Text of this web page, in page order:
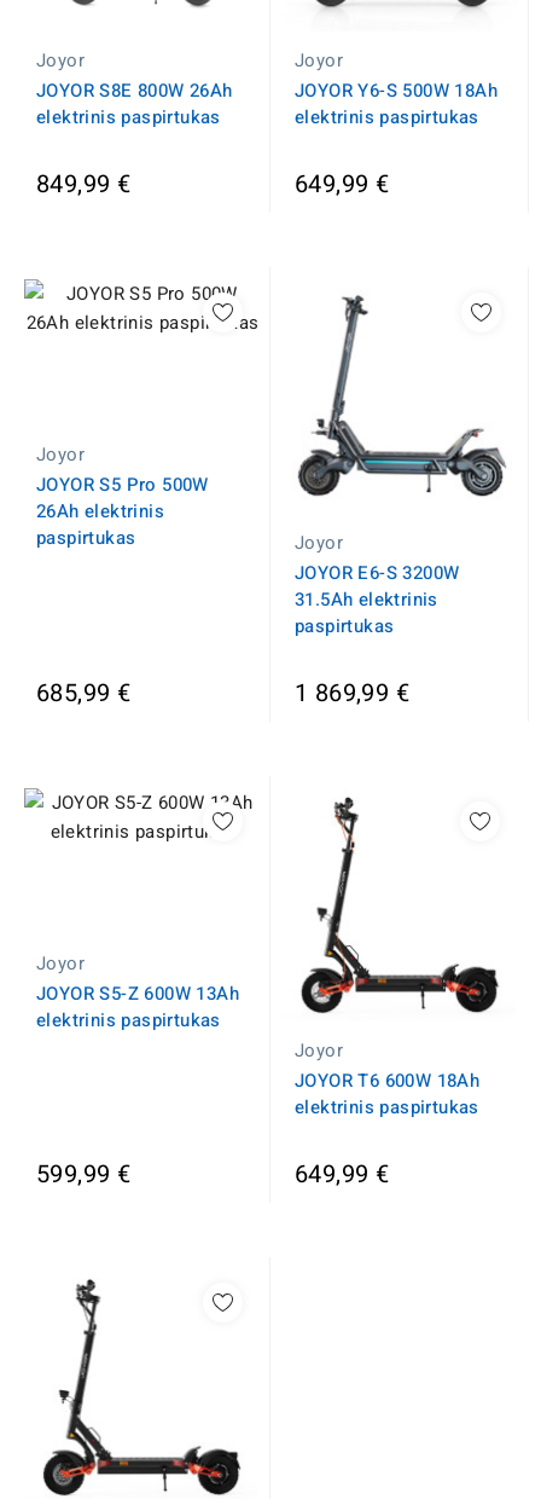
Joyor
JOYOR S8E 800W 26Ah
elektrinis paspirtukas
849,99 €
Joyor
JOYOR Y6-S 500W 18Ah
elektrinis paspirtukas
649,99 €
Joyor
JOYOR S5 Pro 500W
26Ah elektrinis
paspirtukas
685,99 €
Joyor
JOYOR E6-S 3200W
31.5Ah elektrinis
paspirtukas
1 869,99 €
Joyor
JOYOR S5-Z 600W 13Ah
elektrinis paspirtukas
599,99 €
Joyor
JOYOR T6 600W 18Ah
elektrinis paspirtukas
649,99 €